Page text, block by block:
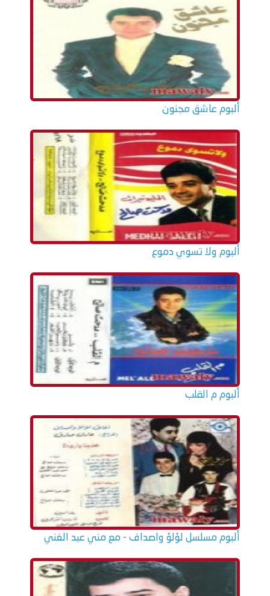
ألبوم عاشق مجنون
ألبوم ولا تسوي دموع
ألبوم م القلب
ألبوم مسلسل لؤلؤ واصداف - مع مني عبد الغني